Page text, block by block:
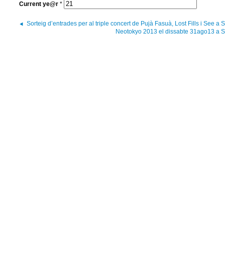
Current ye@r *
Sorteig d’entrades per al triple concert de Pujà Fasuà, Lost Fills i See a
Neotokyo 2013 el dissabte 31ago13 a